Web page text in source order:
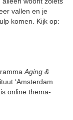
vallen en je
komen. Kijk op:
Aging &
‘Amsterdam
online thema-